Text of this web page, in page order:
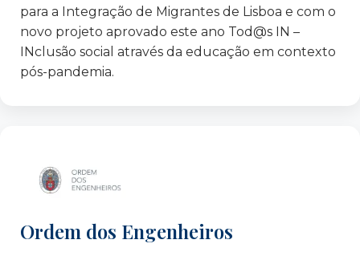
DECO – Gabinete de Finanças Saudáveis
Clinicas Diaverum
Equivalence
Escola Superior de Educação de Lisboa
Integração
FEC – Fundação Fé e Cooperação
Fundação Calouste Gulbenkian
para a Integração de Migrantes de Lisboa e com o
novo projeto aprovado este ano Tod@s IN –
INclusão social através da educação em contexto
pós-pandemia.
Ordem dos Engenheiros